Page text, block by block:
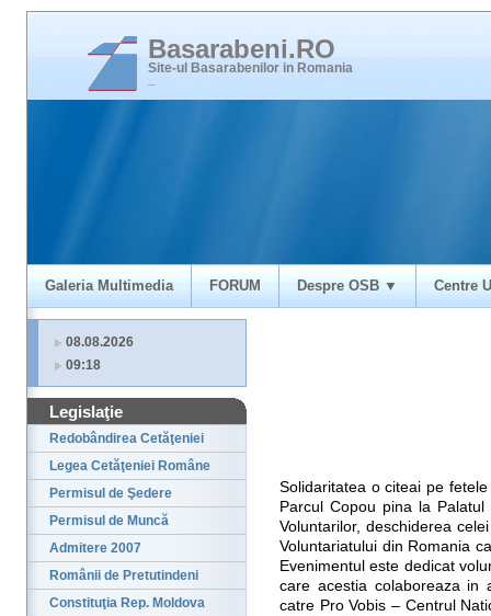
Basarabeni.RO
Site-ul Basarabenilor in Romania
Galeria Multimedia FORUM Despre OSB ▼ Centre
08.08.2026
09:18
Legislaţie
Redobândirea Cetăţeniei
Legea Cetăţeniei Române
Permisul de Şedere
Permisul de Muncă
Admitere 2007
Românii de Pretutindeni
Constituţia Rep. Moldova
Solidaritatea o citeai pe
Parcul Copou pina la
Voluntarilor, deschiderea
Voluntariatului din Romania
Evenimentul este dedicat
care acestia colaboreaza
catre Pro Vobis – Centrul